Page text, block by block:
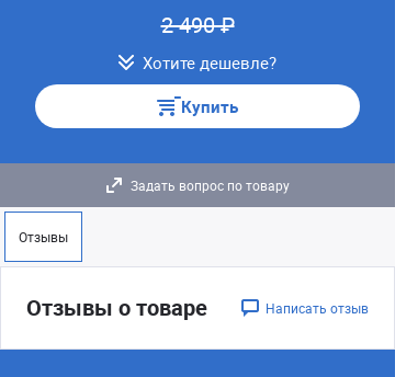
2 490 ₽
Хотите дешевле?
Купить
Задать вопрос по товару
Отзывы
Отзывы о товаре Написать отзыв